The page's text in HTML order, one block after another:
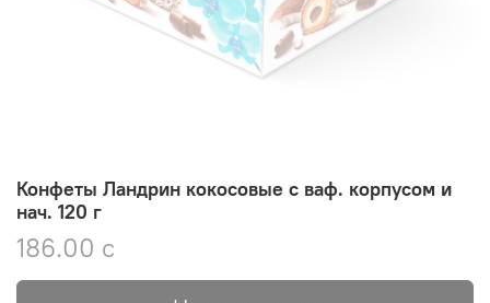
Конфеты Ландрин кокосовые с ваф. корпусом и
нач. 120 г
186.00 с